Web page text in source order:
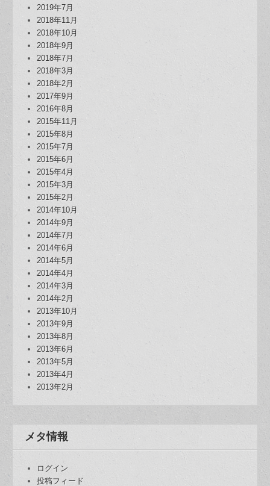
2019年7月
2018年11月
2018年10月
2018年9月
2018年7月
2018年3月
2018年2月
2017年9月
2016年8月
2015年11月
2015年8月
2015年7月
2015年6月
2015年4月
2015年3月
2015年2月
2014年10月
2014年9月
2014年7月
2014年6月
2014年5月
2014年4月
2014年3月
2014年2月
2013年10月
2013年9月
2013年8月
2013年6月
2013年5月
2013年4月
2013年2月
メタ情報
ログイン
投稿フィード